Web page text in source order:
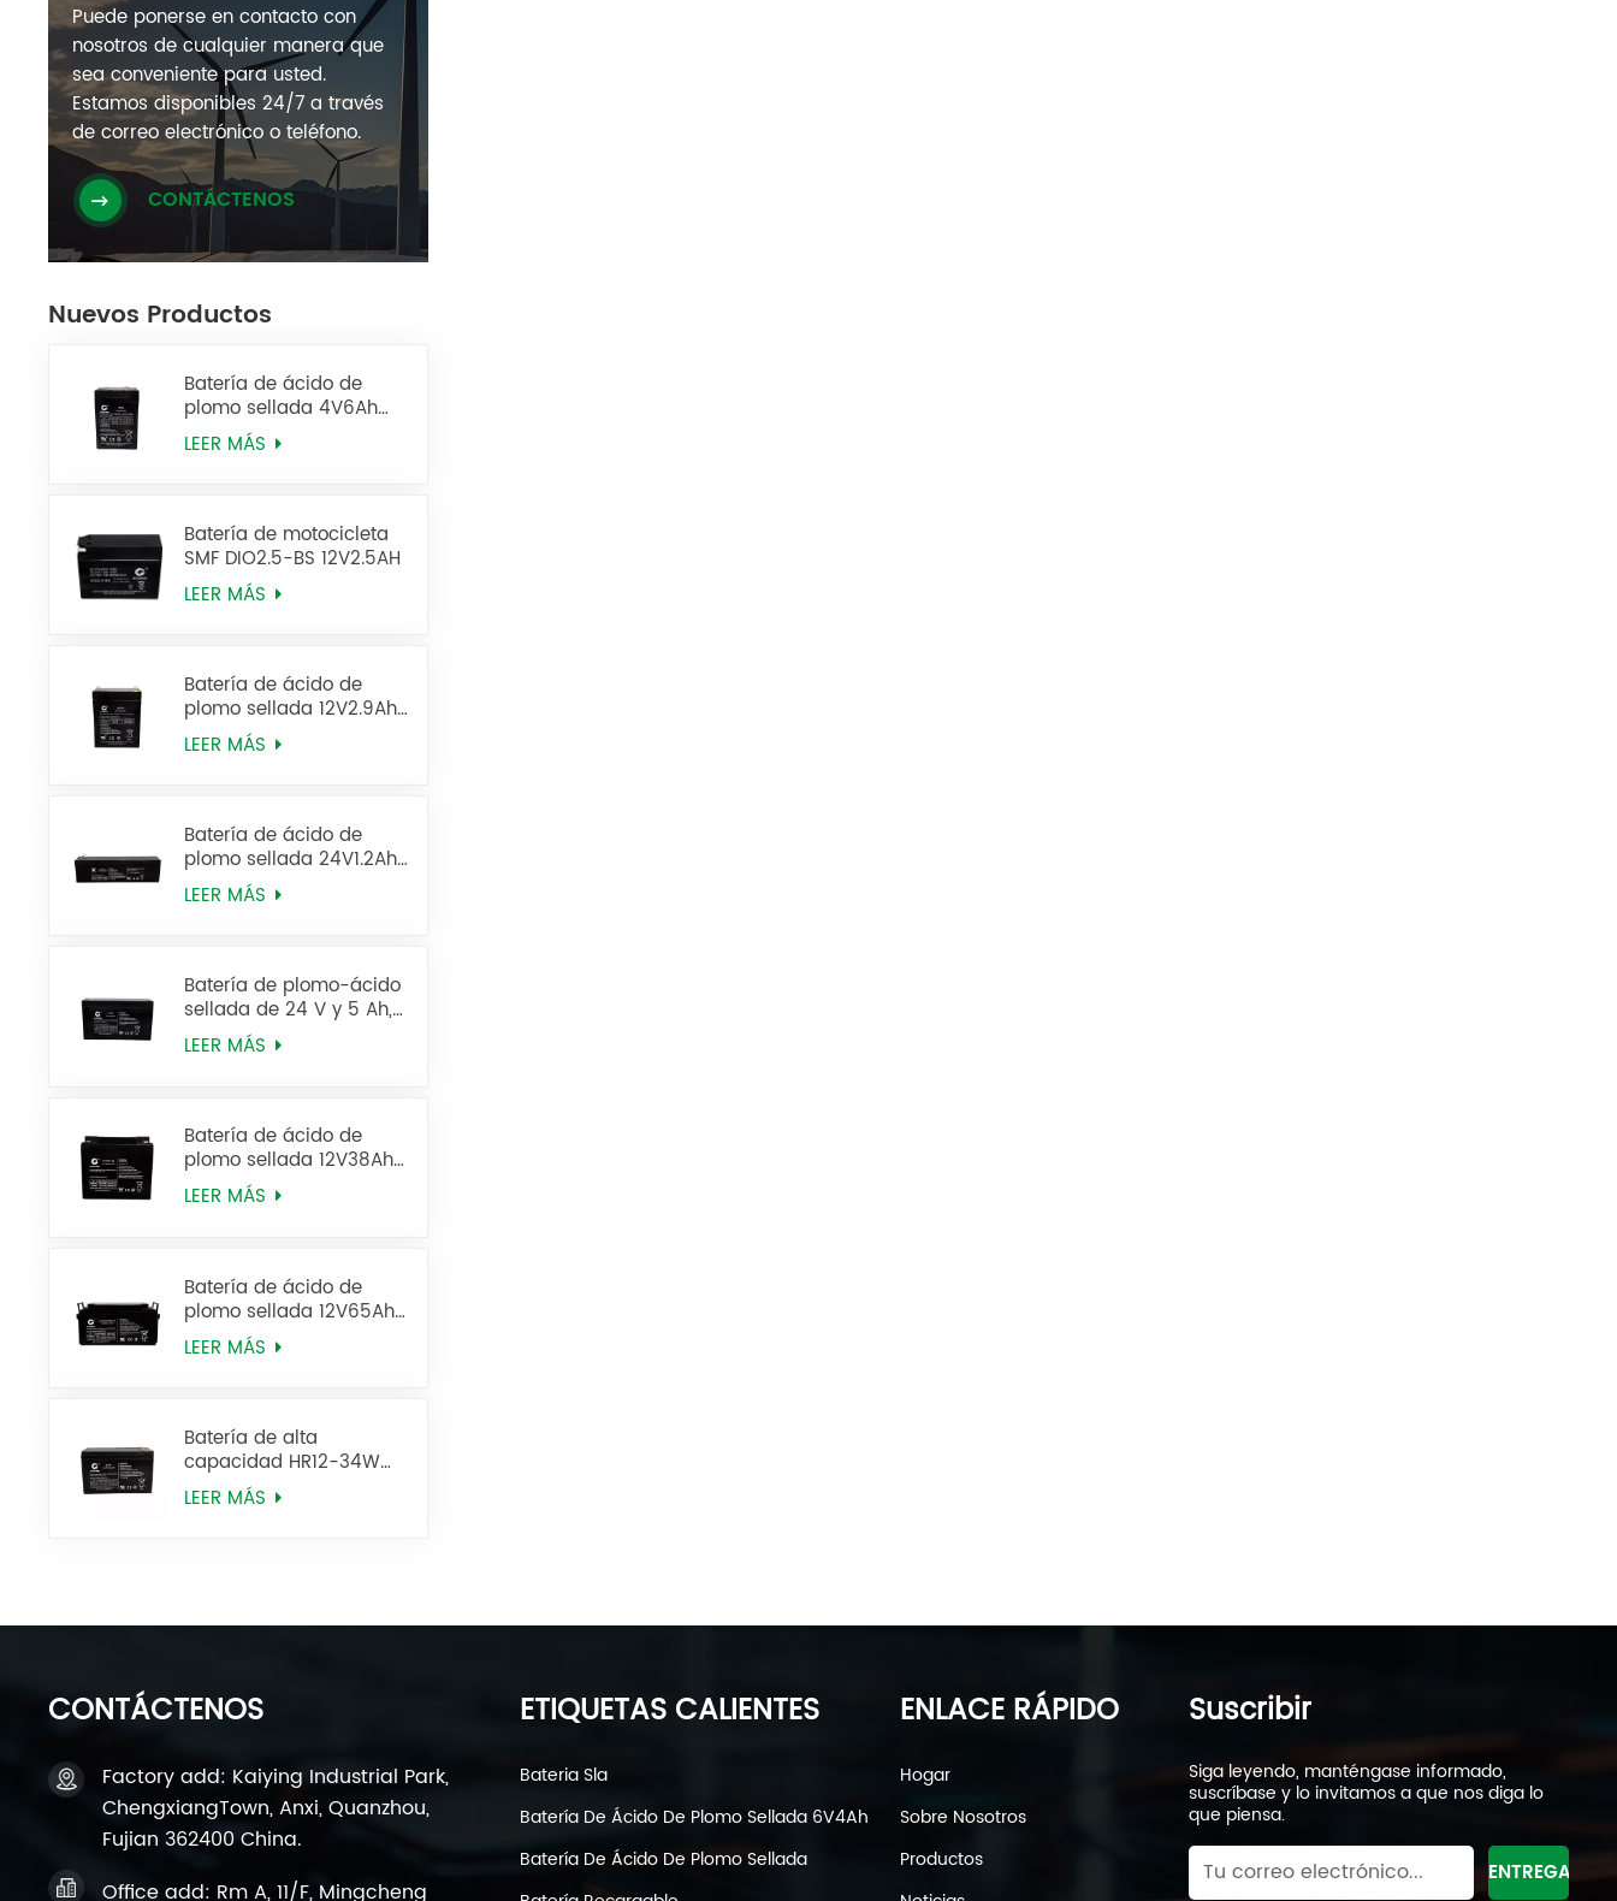
Puede ponerse en contacto con
nosotros de cualquier manera que
sea conveniente para usted.
Estamos disponibles 24/7 a través
de correo electrónico o teléfono.
CONTÁCTENOS
Nuevos Productos
Batería de ácido de
plomo sellada 4V6Ah
Batería de UPS 2FM6
LEER MÁS
Batería de motocicleta
SMF DIO2.5-BS 12V2.5AH
LEER MÁS
Batería de ácido de
plomo sellada 12V2.9Ah
6FM2.9 Batería de UPS
LEER MÁS
Batería de ácido de
plomo sellada 24V1.2Ah
12FM1.2 Batería de UPS
LEER MÁS
Batería de plomo-ácido
sellada de 24 V y 5 Ah,
batería UPS 12FM5
LEER MÁS
Batería de ácido de
plomo sellada 12V38Ah
6FM38
LEER MÁS
Batería de ácido de
plomo sellada 12V65Ah
6FM65
LEER MÁS
Batería de alta
capacidad HR12-34W
de 12 V y 9 Ah, HR12-9
SLA Agm
LEER MÁS
CONTÁCTENOS
Factory add: Kaiying Industrial Park,
ChengxiangTown, Anxi, Quanzhou,
Fujian 362400 China.
Office add: Rm A, 11/F, Mingcheng
ETIQUETAS CALIENTES
Bateria Sla
Batería De Ácido De Plomo Sellada 6V4Ah
Batería De Ácido De Plomo Sellada
ENLACE RÁPIDO
Hogar
Sobre Nosotros
Productos
Suscribir
Siga leyendo, manténgase informado,
suscríbase y lo invitamos a que nos diga lo
que piensa.